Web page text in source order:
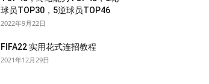
球员TOP30，5逆球员TOP46
2022年9月22日
FIFA22 实用花式连招教程
2021年12月29日